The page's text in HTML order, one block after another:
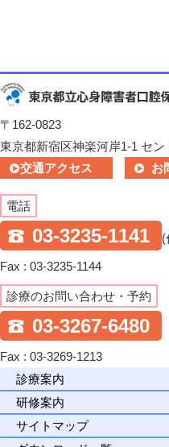
〒162-0823
東京都新宿区神楽河岸1-1 セ
交通アクセス
お
電話
03-3235-1141 (
Fax : 03-3235-1144
診療のお問い合わせ・予約
03-3267-6480
Fax : 03-3269-1213
診療案内
研修案内
サイトマップ